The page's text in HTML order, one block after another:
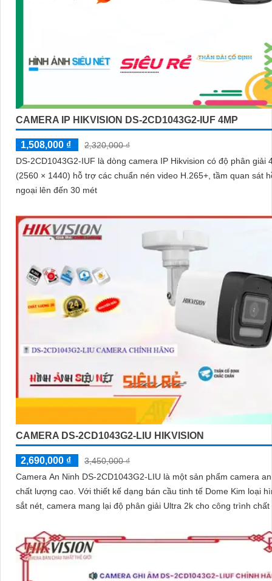
CAMERA IP HIKVISION DS-2CD1043G2-IUF 4MP
1,508,000 ₫
2,320,000 ₫
DS-2CD1043G2-IUF là dòng camera IP Hikvision có độ phân giải
(2560 × 1440) hỗ trợ các chuẩn nén video H.265+, tầm quan sát
ngoại lên đến 30 mét
CAMERA DS-2CD1043G2-LIU HIKVISION
2,690,000 ₫
3,450,000 ₫
Camera An Ninh DS-2CD1043G2-LIU là một sản phẩm camera
chất lượng cao. Với thiết kế dạng bán cầu tinh tế Dome Kim loại hình ảnh
sắt nét, camera mang lại độ phân giải Ultra 2k cho công trình